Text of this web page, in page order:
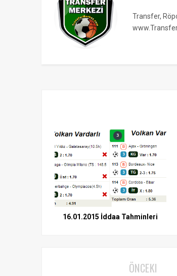
Transfer,
16.01.2015 İddaa Tahminleri
ÖNCEKI